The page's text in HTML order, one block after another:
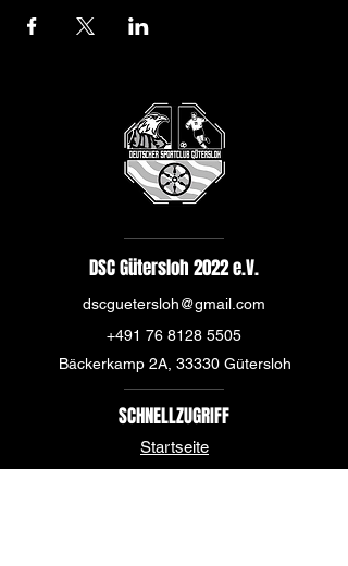
DSC Gütersloh 2022 e.V.
dscguetersloh@gmail.com
+491 76 8128 5505
Bäckerkamp 2A, 33330 Gütersloh
SCHNELLZUGRIFF
Startseite